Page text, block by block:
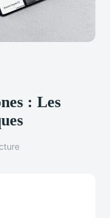
: Les